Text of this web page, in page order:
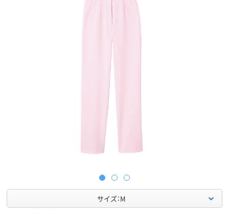
サイズ：M